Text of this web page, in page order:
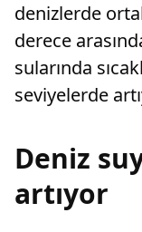
denizlerde
derece
sularında
seviyelerde
Deniz
artıyor